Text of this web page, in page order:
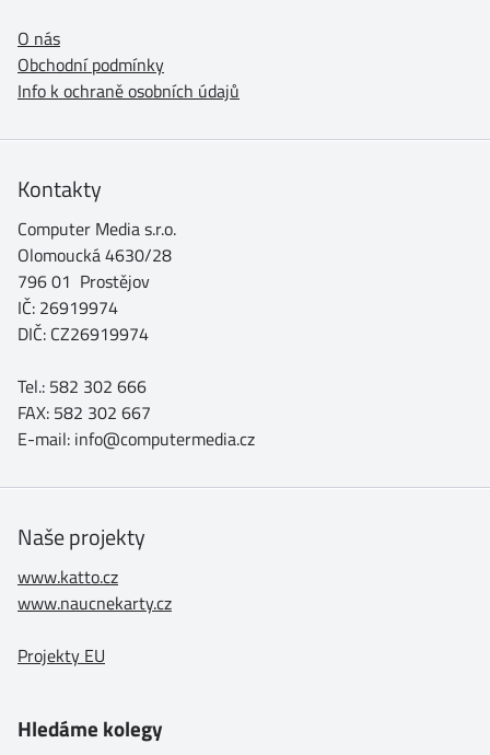
O nás
Obchodní podmínky
Info k ochraně osobních údajů
Kontakty
Computer Media s.r.o.
Olomoucká 4630/28
796 01 Prostějov
IČ: 26919974
DIČ: CZ26919974
Tel.: 582 302 666
FAX: 582 302 667
E-mail: info@computermedia.cz
Naše projekty
www.katto.cz
www.naucnekarty.cz
Projekty EU
Hledáme kolegy